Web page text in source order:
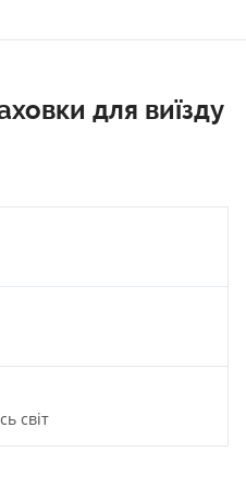
для виїзду
світ